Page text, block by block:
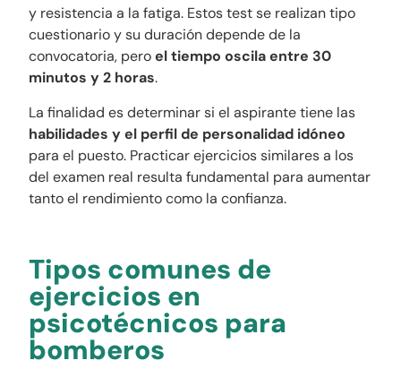
y resistencia a la fatiga. Estos test se realizan tipo
cuestionario y su duración depende de la
convocatoria, peroel tiempo oscila entre 30
minutos y 2 horas.
La finalidad es determinar si el aspirante tiene las
habilidades y el perfil de personalidad idóneo
para el puesto. Practicar ejercicios similares a los
del examen real resulta fundamental para aumentar
tanto el rendimiento como la confianza.
Tipos comunes de
ejercicios en
psicotécnicos para
bomberos